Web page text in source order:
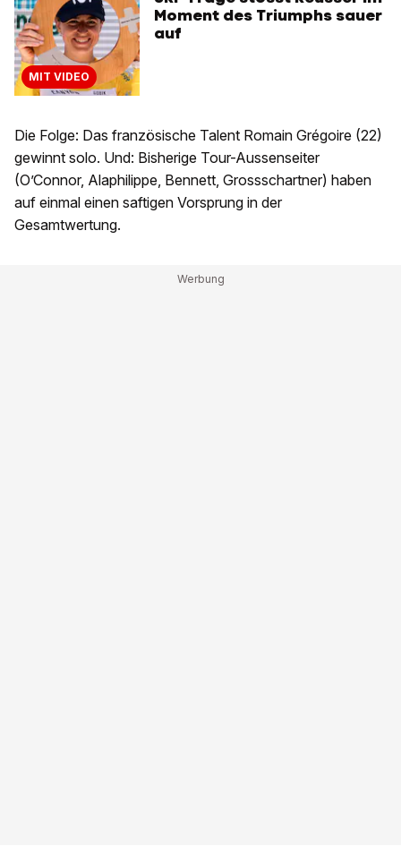
MIT VIDEO
Moment des Triumphs sauer
auf
Die Folge: Das französische Talent Romain Grégoire (22)
gewinnt solo. Und: Bisherige Tour-Aussenseiter
(O’Connor, Alaphilippe, Bennett, Grossschartner) haben
auf einmal einen saftigen Vorsprung in der
Gesamtwertung.